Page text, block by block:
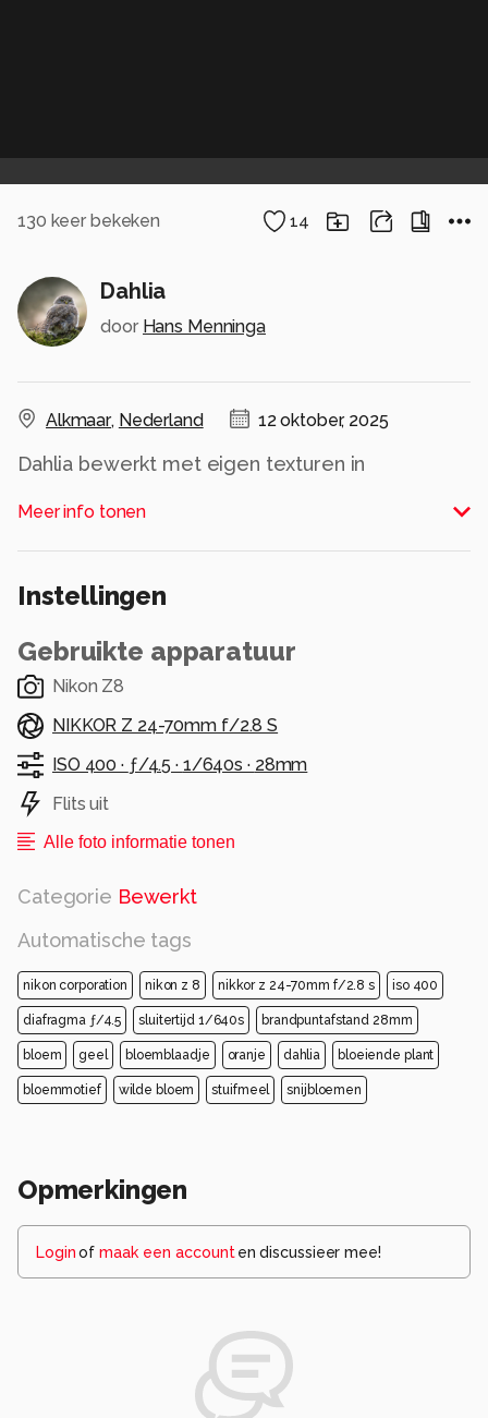
130 keer bekeken 14
Dahlia
door Hans Menninga
Alkmaar, Nederland 12 oktober, 2025
Dahlia bewerkt met eigen texturen in
Meer info tonen
Instellingen
Gebruikte apparatuur
Nikon Z8
NIKKOR Z 24-70mm f/2.8 S
ISO 400 · ƒ/4.5 · 1/640s · 28mm
Flits uit
Alle foto informatie tonen
Categorie Bewerkt
Automatische tags
nikon corporation nikon z 8 nikkor z 24-70mm f/2.8 s iso 400
diafragma ƒ/4.5 sluitertijd 1/640s brandpuntafstand 28mm
bloem geel bloemblaadje oranje dahlia bloeiende plant
bloemmotief wilde bloem stuifmeel snijbloemen
Opmerkingen
Loginof maak een account en discussieer mee!